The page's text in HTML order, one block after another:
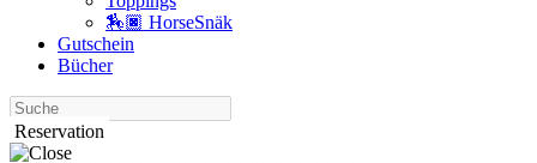
🏇🏿 HorseSnäk
Gutschein
Bücher
Suche
Reservation